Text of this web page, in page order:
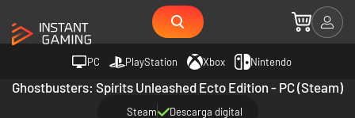
PC PlayStation Xbox Nintendo
Ghostbusters: Spirits Unleashed Ecto Edition - PC (Steam)
Steam Descarga digital